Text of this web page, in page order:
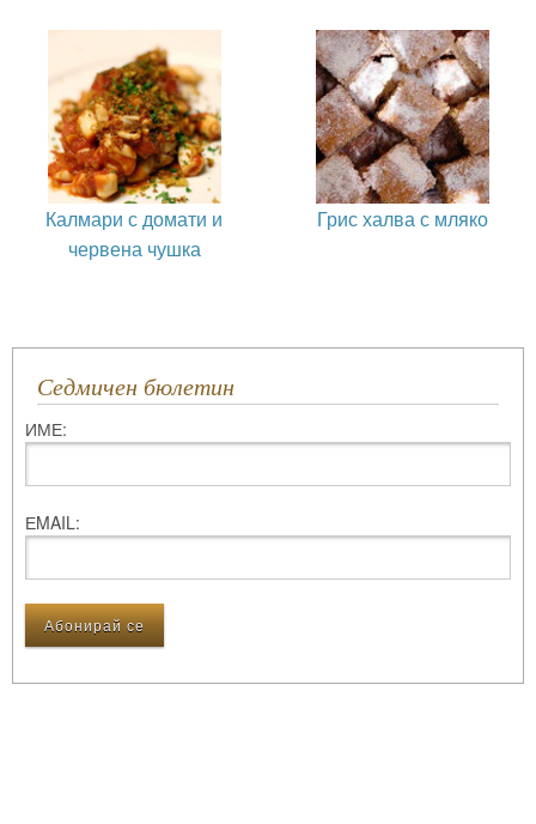
Калмари с домати и
червена чушка
Грис халва с мляко
Седмичен бюлетин
ИМЕ:
ЕMAIL: